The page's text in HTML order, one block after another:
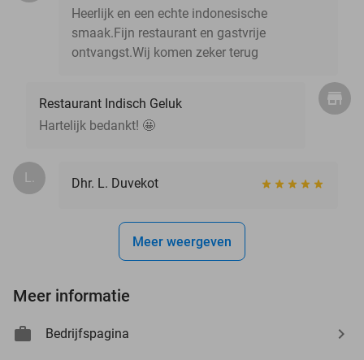
Heerlijk en een echte indonesische
smaak.Fijn restaurant en gastvrije
ontvangst.Wij komen zeker terug
Restaurant Indisch Geluk
Hartelijk bedankt! 🤩
L. Dhr. L. Duvekot
Meer weergeven
Meer informatie
Bedrijfspagina